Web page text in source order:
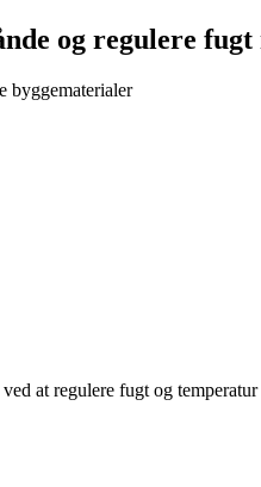
og regulere
byggematerialer
at regulere fugt og